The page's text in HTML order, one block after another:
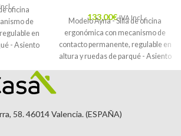
oficina
de
en
- Asiento
FIJOS
133,00€ IVA Incl.
Modelo Ayna - Silla de oficina
ergonómica con mecanismo de
contacto permanente, regulable en
altura y ruedas de parqué - Asiento
y respaldo tapizados en tejido BALI
58. 46014 Valencia. (ESPAÑA)